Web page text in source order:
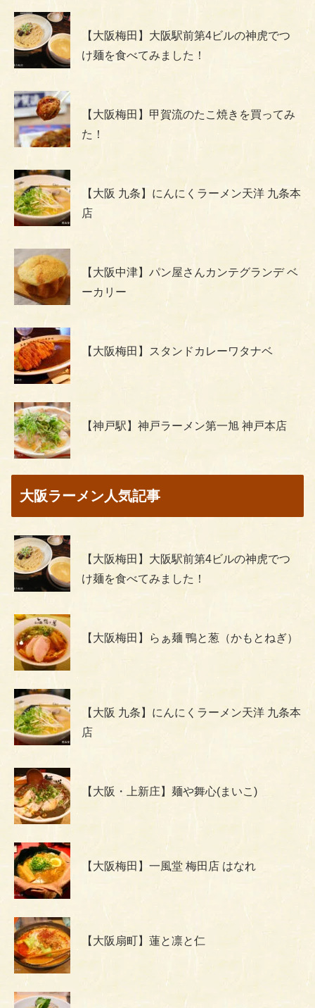
【大阪梅田】大阪駅前第4ビルの神虎でつ
け麺を食べてみました！
【大阪梅田】甲賀流のたこ焼きを買ってみ
た！
【大阪 九条】にんにくラーメン天洋 九条本
店
【大阪中津】パン屋さんカンテグランデ ベ
ーカリー
【大阪梅田】スタンドカレーワタナベ
【神戸駅】神戸ラーメン第一旭 神戸本店
大阪ラーメン人気記事
【大阪梅田】大阪駅前第4ビルの神虎でつ
け麺を食べてみました！
【大阪梅田】らぁ麺 鴨と葱（かもとねぎ）
【大阪 九条】にんにくラーメン天洋 九条本
店
【大阪・上新庄】麺や舞心(まいこ)
【大阪梅田】一風堂 梅田店 はなれ
【大阪扇町】蓮と凛と仁